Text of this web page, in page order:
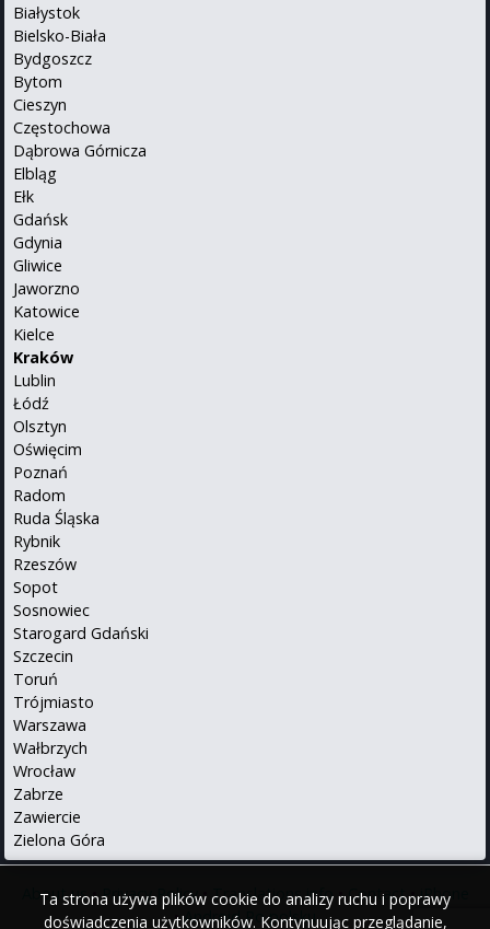
Ta strona używa plików cookie do analizy ruchu i poprawy
doświadczenia użytkowników. Kontynuując przeglądanie,
Białystok
Bielsko-Biała
Bydgoszcz
Bytom
Cieszyn
Częstochowa
Dąbrowa Górnicza
Elbląg
Ełk
Gdańsk
Gdynia
Gliwice
Jaworzno
Katowice
Kielce
Kraków
Lublin
Łódź
Olsztyn
Oświęcim
Poznań
Radom
Ruda Śląska
Rybnik
Rzeszów
Sopot
Sosnowiec
Starogard Gdański
Szczecin
Toruń
Trójmiasto
Warszawa
Wałbrzych
Wrocław
Zabrze
Zawiercie
Zielona Góra
About us•Privacy Policy• Translations info•Contact•iPhone
•Android Po polsku